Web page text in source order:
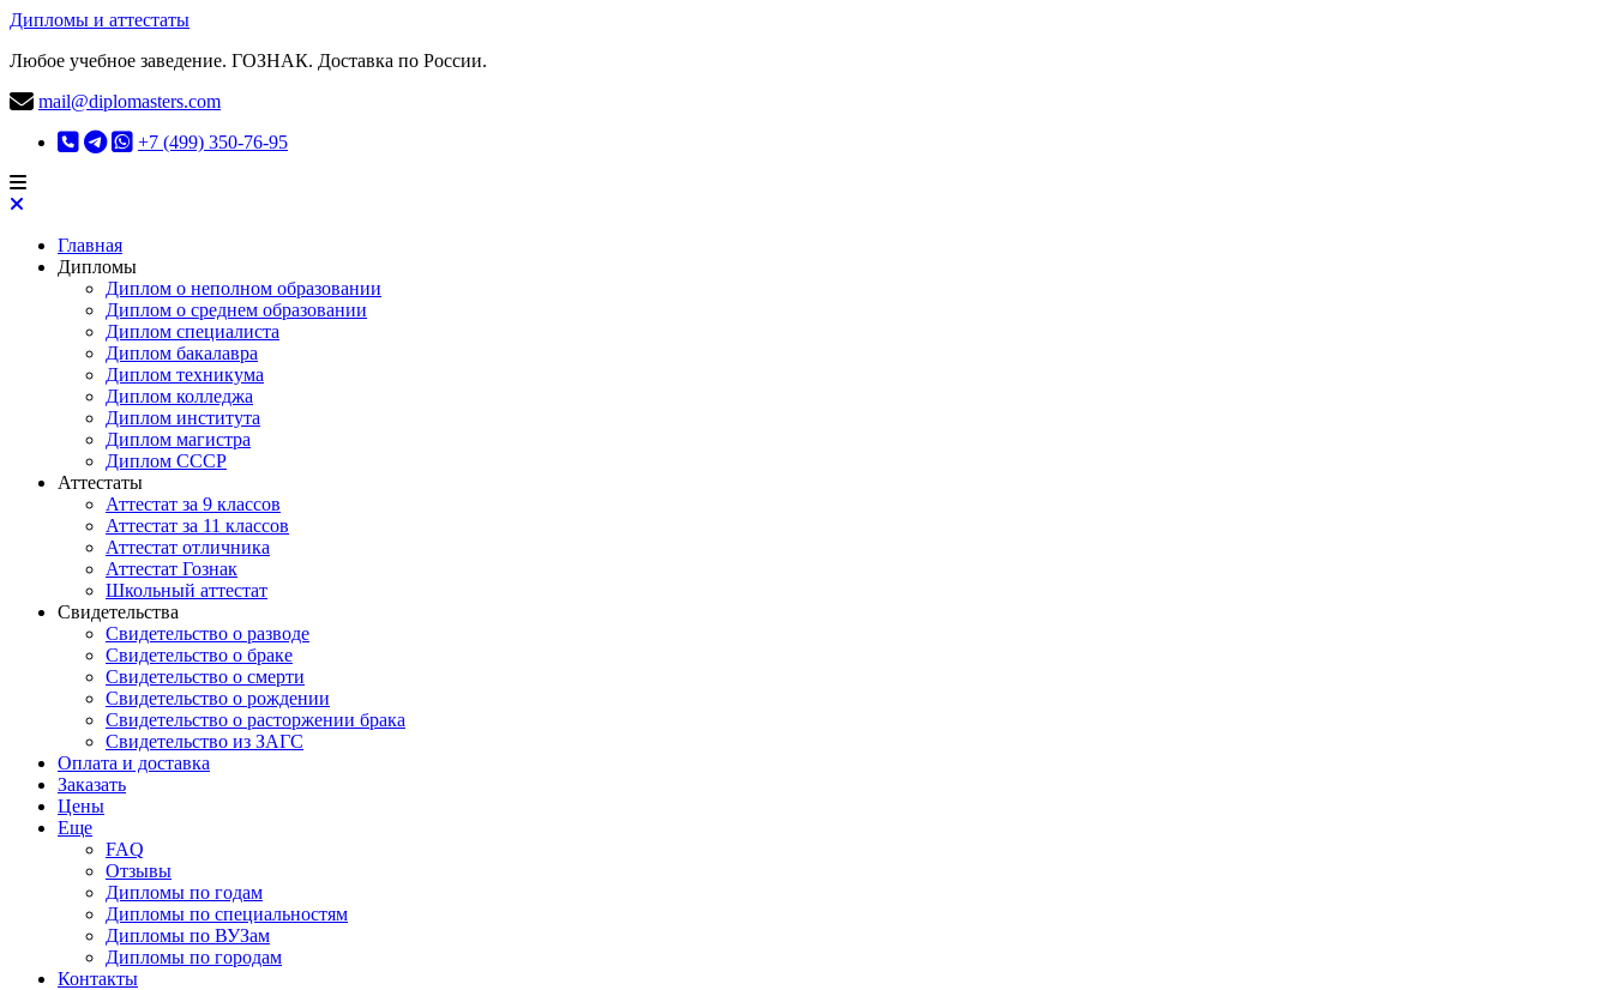
Дипломы и аттестаты
Любое учебное заведение. ГОЗНАК. Доставка по России.
mail@diplomasters.com
+7 (499) 350-76-95
Главная
Дипломы
Диплом о неполном образовании
Диплом о среднем образовании
Диплом специалиста
Диплом бакалавра
Диплом техникума
Диплом колледжа
Диплом института
Диплом магистра
Диплом СССР
Аттестаты
Аттестат за 9 классов
Аттестат за 11 классов
Аттестат отличника
Аттестат Гознак
Школьный аттестат
Свидетельства
Свидетельство о разводе
Свидетельство о браке
Свидетельство о смерти
Свидетельство о рождении
Свидетельство о расторжении брака
Свидетельство из ЗАГС
Оплата и доставка
Заказать
Цены
Еще
FAQ
Отзывы
Дипломы по годам
Дипломы по специальностям
Дипломы по ВУЗам
Дипломы по городам
Контакты